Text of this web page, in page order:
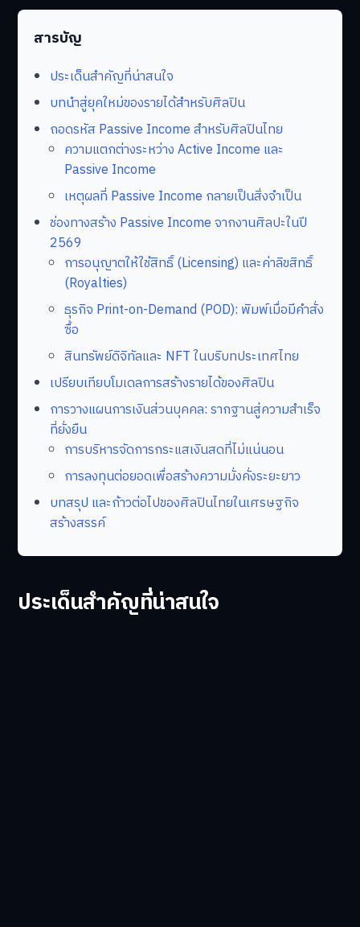
สารบัญ
ประเด็นสำคัญที่น่าสนใจ
บทนำสู่ยุคใหม่ของรายได้สำหรับศิลปิน
ถอดรหัส Passive Income สำหรับศิลปินไทย
ความแตกต่างระหว่าง Active Income และ
Passive Income
เหตุผลที่ Passive Income กลายเป็นสิ่งจำเป็น
ช่องทางสร้าง Passive Income จากงานศิลปะในปี
2569
การอนุญาตให้ใช้สิทธิ์ (Licensing) และค่าลิขสิทธิ์
(Royalties)
ธุรกิจ Print-on-Demand (POD): พิมพ์เมื่อมีคำสั่ง
ซื้อ
สินทรัพย์ดิจิทัลและ NFT ในบริบทประเทศไทย
เปรียบเทียบโมเดลการสร้างรายได้ของศิลปิน
การวางแผนการเงินส่วนบุคคล: รากฐานสู่ความสำเร็จ
ที่ยั่งยืน
การบริหารจัดการกระแสเงินสดที่ไม่แน่นอน
การลงทุนต่อยอดเพื่อสร้างความมั่งคั่งระยะยาว
บทสรุป และก้าวต่อไปของศิลปินไทยในเศรษฐกิจ
สร้างสรรค์
ประเด็นสำคัญที่น่าสนใจ